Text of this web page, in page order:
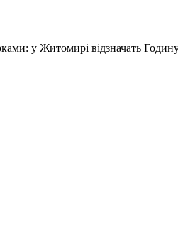
у Житомирі відзначать